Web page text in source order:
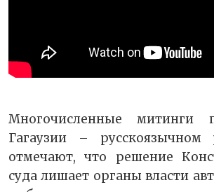
Многочисленные
Гагаузии – русскоязычном
отмечают, что решение
суда лишает органы власти